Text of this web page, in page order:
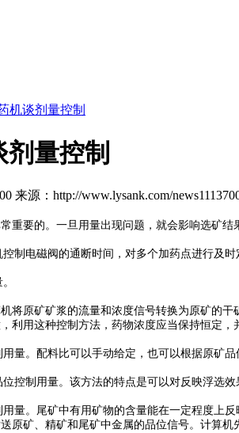
机谈剂量控制
量控制
来源：http://www.lysank.com/
重要的。一旦用量出现问题，就会影响选矿
制电磁阀的通断时间，对多个加药点进行及
将原矿矿浆的流量和浓度信号转换为原矿的
利用这种控制方法，药物浓度应当保持恒定
量。配料比可以手动给定，也可以根据原矿品
控制用量。该方法的特点是可以对反映浮选效
量。尾矿中有用矿物的含量能在一定程度上
原矿、精矿和尾矿中金属的品位信号。计算